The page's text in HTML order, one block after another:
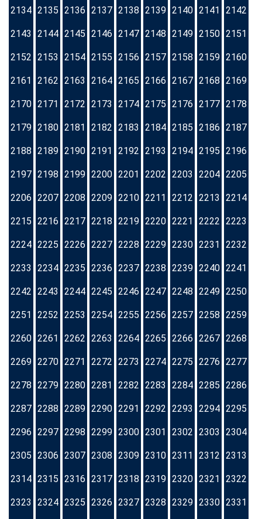
2134 2135 2136 2137 2138 2139 2140 2141 2142
2143 2144 2145 2146 2147 2148 2149 2150 2151
2152 2153 2154 2155 2156 2157 2158 2159 2160
2161 2162 2163 2164 2165 2166 2167 2168 2169
2170 2171 2172 2173 2174 2175 2176 2177 2178
2179 2180 2181 2182 2183 2184 2185 2186 2187
2188 2189 2190 2191 2192 2193 2194 2195 2196
2197 2198 2199 2200 2201 2202 2203 2204 2205
2206 2207 2208 2209 2210 2211 2212 2213 2214
2215 2216 2217 2218 2219 2220 2221 2222 2223
2224 2225 2226 2227 2228 2229 2230 2231 2232
2233 2234 2235 2236 2237 2238 2239 2240 2241
2242 2243 2244 2245 2246 2247 2248 2249 2250
2251 2252 2253 2254 2255 2256 2257 2258 2259
2260 2261 2262 2263 2264 2265 2266 2267 2268
2269 2270 2271 2272 2273 2274 2275 2276 2277
2278 2279 2280 2281 2282 2283 2284 2285 2286
2287 2288 2289 2290 2291 2292 2293 2294 2295
2296 2297 2298 2299 2300 2301 2302 2303 2304
2305 2306 2307 2308 2309 2310 2311 2312 2313
2314 2315 2316 2317 2318 2319 2320 2321 2322
2323 2324 2325 2326 2327 2328 2329 2330 2331